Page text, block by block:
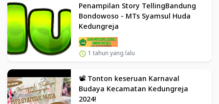
Penampilan Story TellingBandung
Bondowoso - MTs Syamsul Huda
Kedungreja
1 tahun yang lalu
📽️ Tonton keseruan Karnaval
Budaya Kecamatan Kedungreja
2024!